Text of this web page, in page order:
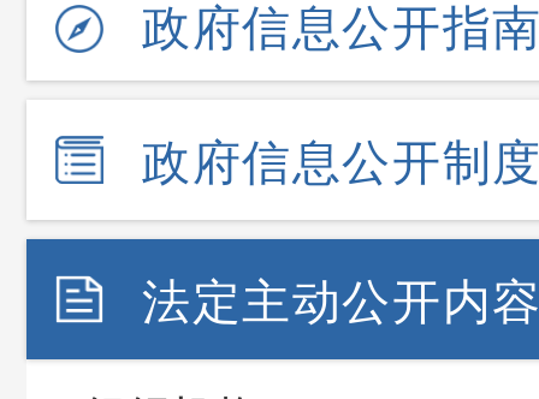
政府信息公开指
政府信息公开制
法定主动公开内